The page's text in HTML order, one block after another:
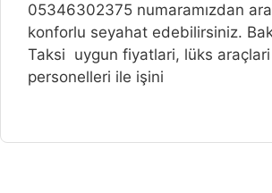
05346302375 numaramızdan
konforlu seyahat edebilirsiniz.
Taksi uygun fiyatlari, lüks
personelleri ile işini